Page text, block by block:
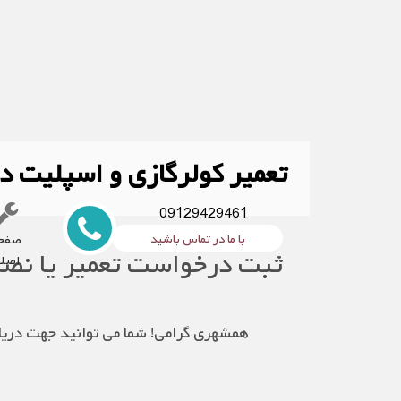
09129429461
با ما در تماس باشید
تعمیر کولرگازی و اسپلیت
تعمیر کولرگازی و
ثبت درخواست تعمیر یا
همشهری گرامی! شما می توانید جهت